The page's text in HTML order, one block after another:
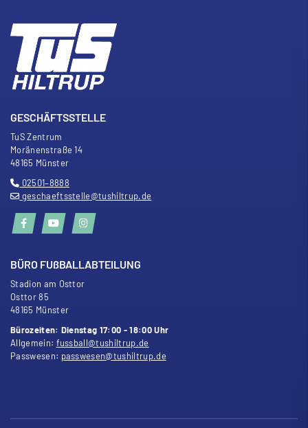
GESCHÄFTSSTELLE
TuS Zentrum
Moränenstraße 14
48165 Münster
02501–8888
geschaeftsstelle@tushiltrup.de
BÜRO FUßBALLABTEILUNG
Stadion am Osttor
Osttor 85
48165 Münster
Bürozeiten: Dienstag 17:00 - 18:00 Uhr
Allgemein: fussball@tushiltrup.de
Passwesen: passwesen@tushiltrup.de